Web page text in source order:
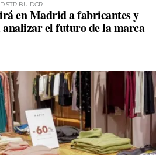
en Madrid a fabricantes y
el futuro de la marca